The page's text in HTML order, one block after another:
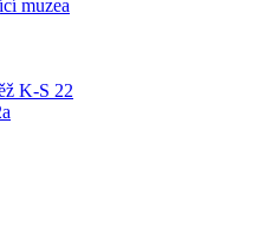
muzea
K-S 22